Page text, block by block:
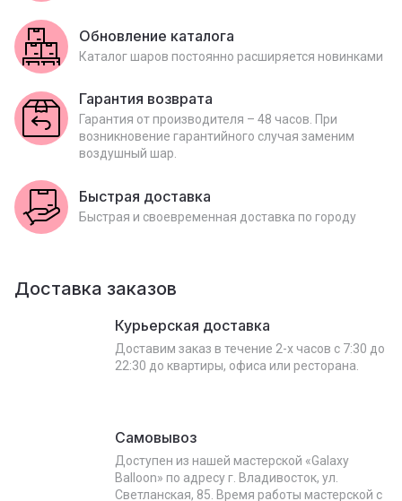
Обновление каталога
Каталог шаров постоянно расширяется новинками
Гарантия возврата
Гарантия от производителя – 48 часов. При
возникновение гарантийного случая заменим
воздушный шар.
Быстрая доставка
Быстрая и своевременная доставка по городу
Доставка заказов
Курьерская доставка
Доставим заказ в течение 2-х часов с 7:30 до
22:30 до квартиры, офиса или ресторана.
Самовывоз
Доступен из нашей мастерской «Galaxy
Balloon» по адресу г. Владивосток, ул.
Светланская, 85. Время работы мастерской с